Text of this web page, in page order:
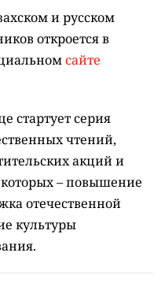
и русском
откроется в
сайте
стартует серия
чтений,
акций и
–повышение
отечественной
культуры